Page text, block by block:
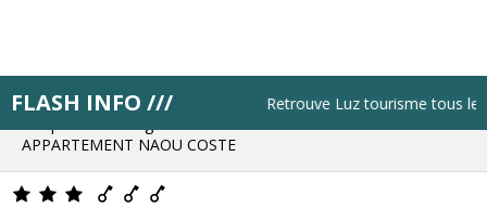
principal
FLASH INFO /// Retrouve Luz tourisme tous les
Accueil
Résa pas à pas
APPARTEMENT NAOU COSTE